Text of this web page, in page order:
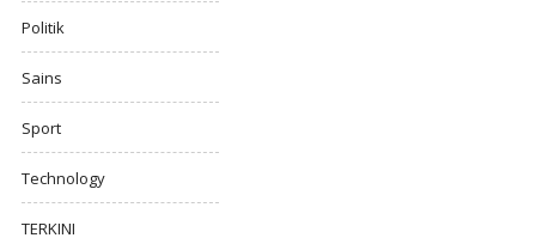
Politik
Sains
Sport
Technology
TERKINI